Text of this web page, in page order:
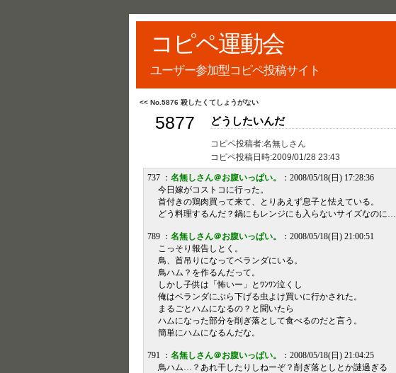
コピペ運動会
ユーザー参加型コピペ投稿サイト
<< No.5876 殺したくてしょうがない
5877 どうしたいんだ
コピペ投稿者:名無しさん
コピペ投稿日時:2009/01/28 23:43
737 ： 名無しさん＠お腹いっぱい。
：2008/05/18(日) 17:28:36
今日嫁がコストコに行った。
首付きの鶏肉買って来て、とりあえず息子と怯えている。
どう料理するんだ？鍋にもレンジにも入らないサイズなのに…
789 ： 名無しさん＠お腹いっぱい。
：2008/05/18(日) 21:00:51
こっそり報告しとく。
鳥、首吊りになってベランダにいる。
鳥ハム？を作るんだって。
しかし子供は「怖いー」とﾜﾝﾜﾝ泣くし
俺はベランダにぶら下げる虫よけ買いに行かされた。
まるごとハムになるの？と聞いたら
ハムになった部分を削ぎ落として食べるのだと言う。
簡単にハムになるんだな。
791 ： 名無しさん＠お腹いっぱい。
：2008/05/18(日) 21:04:25
鳥ハム…？あれ干したりしねーぞ？削ぎ落としとか謎過ぎる